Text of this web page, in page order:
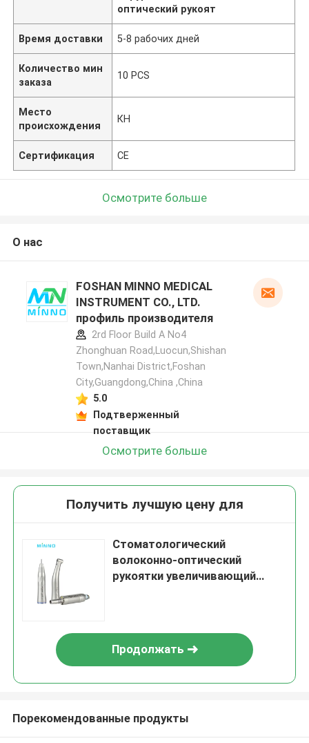
оптический рукоят
Время доставки 5-8 рабочих дней
Количество мин
заказа
10 PCS
Место
происхождения
КН
Сертификация CE
Осмотрите больше
О нас
FOSHAN MINNO MEDICAL
INSTRUMENT CO., LTD.
профиль производителя
2rd Floor Build A No4
Zhonghuan Road,Luocun,Shishan
Town,Nanhai District,Foshan
City,Guangdong,China ,China
5.0
Подтверженный
поставщик
Осмотрите больше
Получить лучшую цену для
Стоматологический
волоконно-оптический
рукоятки увеличивающий
рукоятки для лаборатории
стоматолога
Продолжать
Порекомендованные продукты